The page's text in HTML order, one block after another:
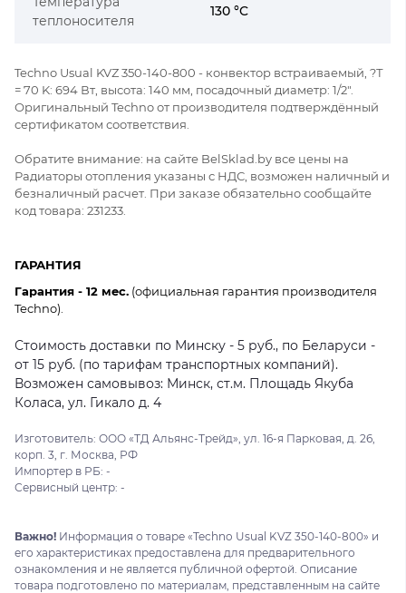
теплоносителя
130 °C
Techno Usual KVZ 350-140-800 - конвектор встраиваемый, ?Т
= 70 K: 694 Вт, высота: 140 мм, посадочный диаметр: 1/2".
Оригинальный Techno от производителя подтверждённый
сертификатом соответствия.
Обратите внимание: на сайте BelSklad.by все цены на
Радиаторы отопления указаны с НДС, возможен наличный и
безналичный расчет. При заказе обязательно сообщайте
код товара: 231233.
ГАРАНТИЯ
Гарантия - 12 мес. (официальная гарантия производителя
Techno).
Стоимость доставки по Минску - 5 руб., по Беларуси -
от 15 руб. (по тарифам транспортных компаний).
Возможен самовывоз: Минск, ст.м. Площадь Якуба
Коласа, ул. Гикало д. 4
Изготовитель: ООО «ТД Альянс-Трейд», ул. 16-я Парковая, д. 26,
корп. 3, г. Москва, РФ
Импортер в РБ: -
Сервисный центр: -
Важно! Информация о товаре «Techno Usual KVZ 350-140-800» и
его характеристиках предоставлена для предварительного
ознакомления и не является публичной офертой. Описание
товара подготовлено по материалам, представленным на сайте